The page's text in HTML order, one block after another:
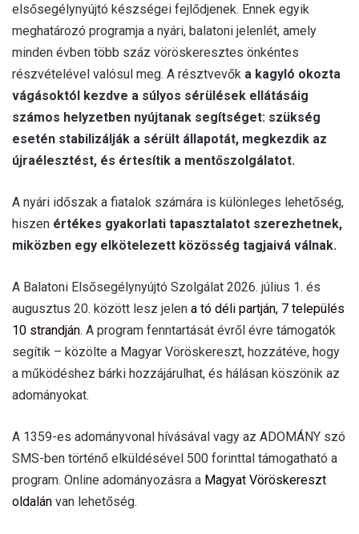
elsősegélynyújtó készségei fejlődjenek. Ennek egyik
meghatározó programja a nyári, balatoni jelenlét, amely
minden évben több száz vöröskeresztes önkéntes
részvételével valósul meg. A résztvevők a kagyló okozta
vágásoktól kezdve a súlyos sérülések ellátásáig
számos helyzetben nyújtanak segítséget: szükség
esetén stabilizálják a sérült állapotát, megkezdik az
újraélesztést, és értesítik a mentőszolgálatot.
A nyári időszak a fiatalok számára is különleges lehetőség,
hiszen értékes gyakorlati tapasztalatot szerezhetnek,
miközben egy elkötelezett közösség tagjaivá válnak.
A Balatoni Elsősegélynyújtó Szolgálat 2026. július 1. és
augusztus 20. között lesz jelen a tó déli partján, 7 település
10 strandján. A program fenntartását évről évre támogatók
segítik – közölte a Magyar Vöröskereszt, hozzátéve, hogy
a működéshez bárki hozzájárulhat, és hálásan köszönik az
adományokat.
A 1359-es adományvonal hívásával vagy az ADOMÁNY szó
SMS-ben történő elküldésével 500 forinttal támogatható a
program. Online adományozásra a Magyat Vöröskereszt
oldalán van lehetőség.